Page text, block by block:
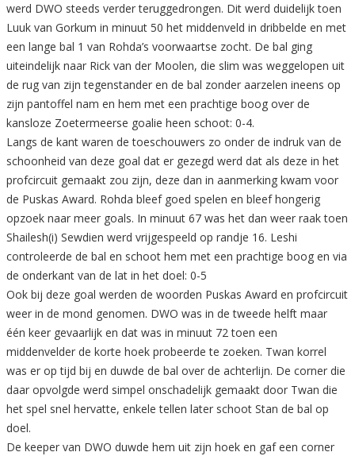
werd DWO steeds verder teruggedrongen. Dit werd duidelijk toen
Luuk van Gorkum in minuut 50 het middenveld in dribbelde en met
een lange bal 1 van Rohda’s voorwaartse zocht. De bal ging
uiteindelijk naar Rick van der Moolen, die slim was weggelopen uit
de rug van zijn tegenstander en de bal zonder aarzelen ineens op
zijn pantoffel nam en hem met een prachtige boog over de
kansloze Zoetermeerse goalie heen schoot: 0-4.
Langs de kant waren de toeschouwers zo onder de indruk van de
schoonheid van deze goal dat er gezegd werd dat als deze in het
profcircuit gemaakt zou zijn, deze dan in aanmerking kwam voor
de Puskas Award. Rohda bleef goed spelen en bleef hongerig
opzoek naar meer goals. In minuut 67 was het dan weer raak toen
Shailesh(i) Sewdien werd vrijgespeeld op randje 16. Leshi
controleerde de bal en schoot hem met een prachtige boog en via
de onderkant van de lat in het doel: 0-5
Ook bij deze goal werden de woorden Puskas Award en profcircuit
weer in de mond genomen. DWO was in de tweede helft maar
één keer gevaarlijk en dat was in minuut 72 toen een
middenvelder de korte hoek probeerde te zoeken. Twan korrel
was er op tijd bij en duwde de bal over de achterlijn. De corner die
daar opvolgde werd simpel onschadelijk gemaakt door Twan die
het spel snel hervatte, enkele tellen later schoot Stan de bal op
doel.
De keeper van DWO duwde hem uit zijn hoek en gaf een corner